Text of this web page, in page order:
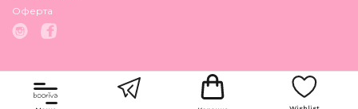
Оферта